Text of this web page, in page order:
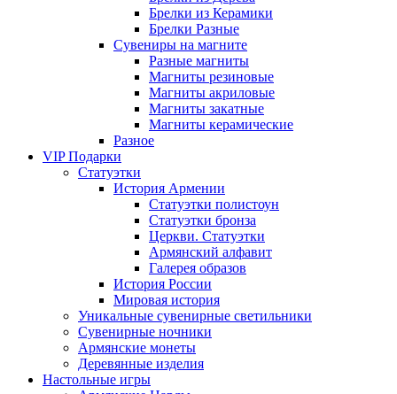
Брелки из Керамики
Брелки Разные
Сувениры на магните
Разные магниты
Магниты резиновые
Магниты акриловые
Магниты закатные
Магниты керамические
Разное
VIP Подарки
Статуэтки
История Армении
Статуэтки полистоун
Статуэтки бронза
Церкви. Статуэтки
Армянский алфавит
Галерея образов
История России
Мировая история
Уникальные сувенирные светильники
Сувенирные ночники
Армянские монеты
Деревянные изделия
Настольные игры